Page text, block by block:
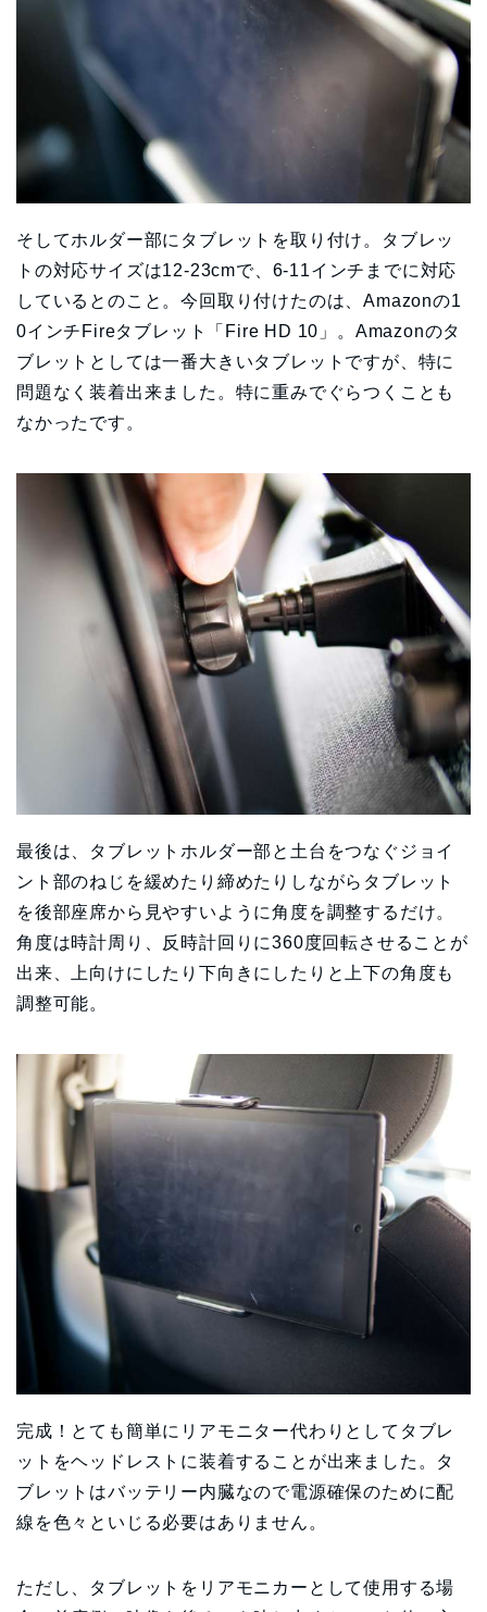
そしてホルダー部にタブレットを取り付け。タブレッ
トの対応サイズは12-23cmで、6-11インチまでに対応
しているとのこと。今回取り付けたのは、Amazonの1
0インチFireタブレット「Fire HD 10」。Amazonのタ
ブレットとしては一番大きいタブレットですが、特に
問題なく装着出来ました。特に重みでぐらつくことも
なかったです。
最後は、タブレットホルダー部と土台をつなぐジョイ
ント部のねじを緩めたり締めたりしながらタブレット
を後部座席から見やすいように角度を調整するだけ。
角度は時計周り、反時計回りに360度回転させることが
出来、上向けにしたり下向きにしたりと上下の角度も
調整可能。
完成！とても簡単にリアモニター代わりとしてタブレ
ットをヘッドレストに装着することが出来ました。タ
ブレットはバッテリー内臓なので電源確保のために配
線を色々といじる必要はありません。
ただし、タブレットをリアモニカーとして使用する場